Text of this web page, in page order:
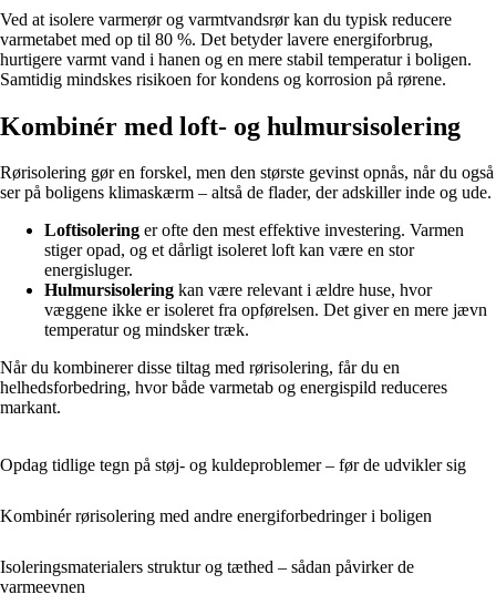
Ved at isolere varmerør og varmtvandsrør kan du typisk reducere
varmetabet med op til 80 %. Det betyder lavere energiforbrug,
hurtigere varmt vand i hanen og en mere stabil temperatur i boligen.
Samtidig mindskes risikoen for kondens og korrosion på rørene.
Kombinér med loft- og hulmursisolering
Rørisolering gør en forskel, men den største gevinst opnås, når du også
ser på boligens klimaskærm – altså de flader, der adskiller inde og ude.
Loftisolering er ofte den mest effektive investering. Varmen
stiger opad, og et dårligt isoleret loft kan være en stor
energisluger.
Hulmursisolering kan være relevant i ældre huse, hvor
væggene ikke er isoleret fra opførelsen. Det giver en mere jævn
temperatur og mindsker træk.
Når du kombinerer disse tiltag med rørisolering, får du en
helhedsforbedring, hvor både varmetab og energispild reduceres
markant.
Opdag tidlige tegn på støj- og kuldeproblemer – før de udvikler sig
Kombinér rørisolering med andre energiforbedringer i boligen
Isoleringsmaterialers struktur og tæthed – sådan påvirker de
varmeevnen